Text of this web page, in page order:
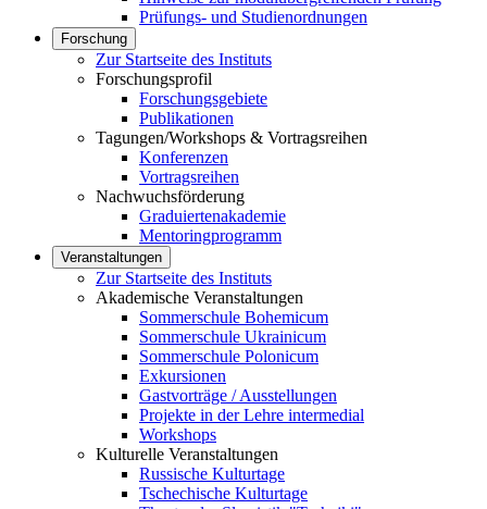
Prüfungs- und Studienordnungen
Forschung
Zur Startseite des Instituts
Forschungsprofil
Forschungsgebiete
Publikationen
Tagungen/Workshops & Vortragsreihen
Konferenzen
Vortragsreihen
Nachwuchsförderung
Graduiertenakademie
Mentoringprogramm
Veranstaltungen
Zur Startseite des Instituts
Akademische Veranstaltungen
Sommerschule Bohemicum
Sommerschule Ukrainicum
Sommerschule Polonicum
Exkursionen
Gastvorträge / Ausstellungen
Projekte in der Lehre intermedial
Workshops
Kulturelle Veranstaltungen
Russische Kulturtage
Tschechische Kulturtage